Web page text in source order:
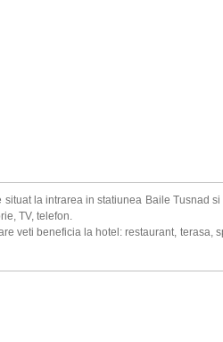
situat la intrarea in statiunea Baile Tusnad
TV, telefon.
veti beneficia la hotel: restaurant, terasa,
statiune, placute la gust, carbogazoase,